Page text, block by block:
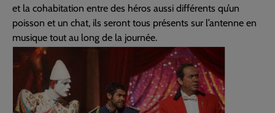
et la cohabitation entre des héros aussi différents qu’un
poisson et un chat, ils seront tous présents sur l’antenne en
musique tout au long de la journée.